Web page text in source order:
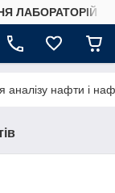
ЛАБОРАТОРІЙ
нафти і